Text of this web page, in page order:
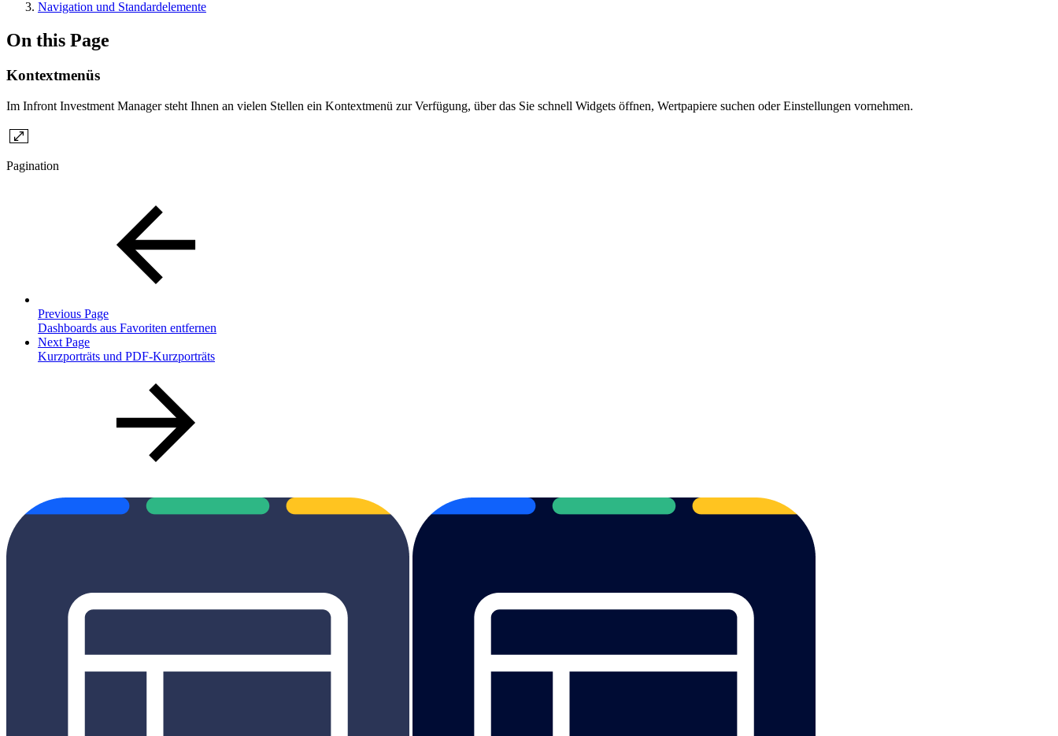
Navigation und Standardelemente
On this Page
Kontextmenüs
Im Infront Investment Manager steht Ihnen an vielen Stellen ein Kontextmenü zur Verfügung, über das Sie schnell Widgets öffnen, Wertpapiere suchen oder Einstellungen vornehmen.
Pagination
Previous Page
Dashboards aus Favoriten entfernen
Next Page
Kurzporträts und PDF-Kurzporträts